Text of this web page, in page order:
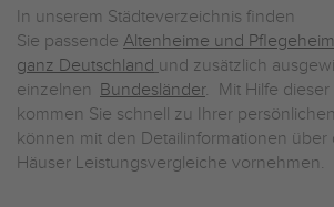
In unserem Städteverzeichnis finden
Sie passende Altenheime und
ganz Deutschland und zusätzlich
einzelnen Bundesländer. Mit Hilfe dieser
kommen Sie schnell zu Ihrer
können mit den Detailinformationen über
Häuser Leistungsvergleiche vornehmen.